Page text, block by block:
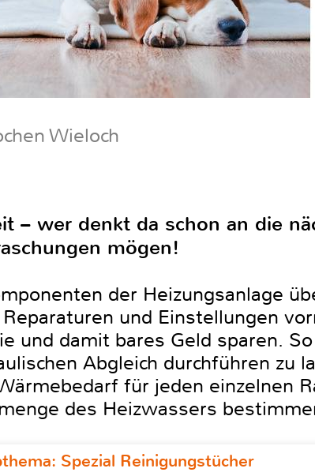
Wieloch
– wer denkt da schon an die
mögen!
der Heizungsanlage
und Einstellungen
und damit bares Geld sparen.
Abgleich durchführen zu
für jeden einzelnen
des Heizwassers
Spezial Reinigungstücher